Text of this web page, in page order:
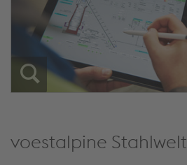
voestalpine Stahlwelt